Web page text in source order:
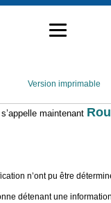
Version imprimable
maintenant
n’ont pu être
détenant une